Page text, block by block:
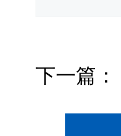
下一篇：